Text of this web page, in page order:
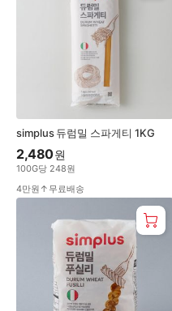
simplus 듀럼밀 스파게티 1KG
2,480원
100G당 248원
4만원↑무료배송